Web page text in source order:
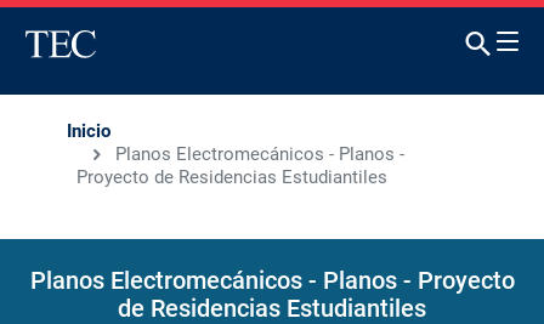
Inicio
Planos Electromecánicos - Planos -
Proyecto de Residencias Estudiantiles
Planos Electromecánicos - Planos - Proyecto
de Residencias Estudiantiles